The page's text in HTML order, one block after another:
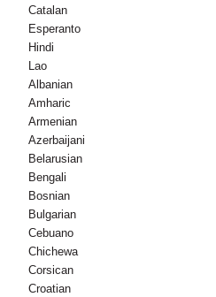
Catalan
Esperanto
Hindi
Lao
Albanian
Amharic
Armenian
Azerbaijani
Belarusian
Bengali
Bosnian
Bulgarian
Cebuano
Chichewa
Corsican
Croatian